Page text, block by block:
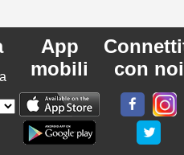
App
mobili
con noi